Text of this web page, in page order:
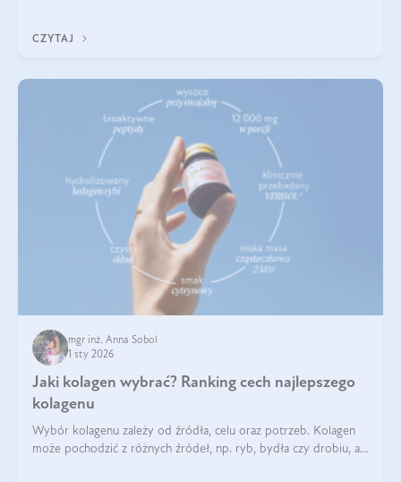
CZYTAJ
mgr inż. Anna Sobol
1 sty 2026
Jaki kolagen wybrać? Ranking cech najlepszego
kolagenu
Wybór kolagenu zależy od źródła, celu oraz potrzeb. Kolagen
może pochodzić z różnych źródeł, np. ryb, bydła czy drobiu, a